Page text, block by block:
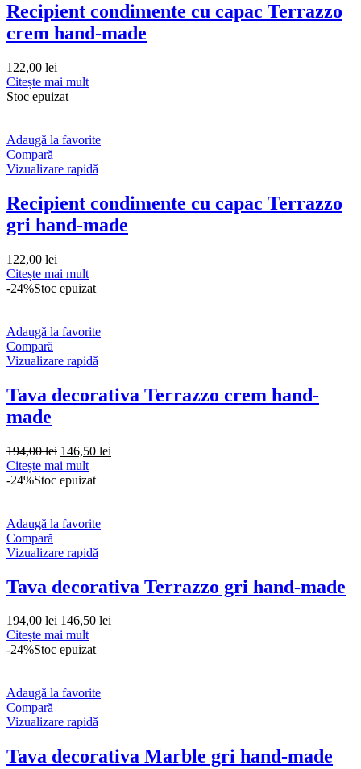
Recipient condimente cu capac Terrazzo
crem hand-made
122,00 lei
Citește mai mult
Stoc epuizat
Adaugă la favorite
Compară
Vizualizare rapidă
Recipient condimente cu capac Terrazzo
gri hand-made
122,00 lei
Citește mai mult
-24%Stoc epuizat
Adaugă la favorite
Compară
Vizualizare rapidă
Tava decorativa Terrazzo crem hand-
made
194,00lei Prețul
inițial
a
146,50 lei
Citește mai mult
-24%Stoc epuizat
Adaugă la favorite
Compară
Vizualizare rapidă
Tava decorativa Terrazzo gri hand-made
194,00lei Prețul
inițial
a
146,50 lei
Citește mai mult
-24%Stoc epuizat
Adaugă la favorite
Compară
Vizualizare rapidă
Tava decorativa Marble gri hand-made